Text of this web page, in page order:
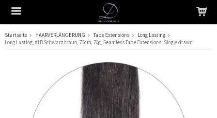
Das Produkt wurde in Ihren Warenkorb gelegt
Startseite HAARVERLÄNGERUNG Tape Extensions
Long Lasting
Long Lasting, #1B Schwarzbraun, 70cm, 70g, Seamless Tape Extensions, Single drawn